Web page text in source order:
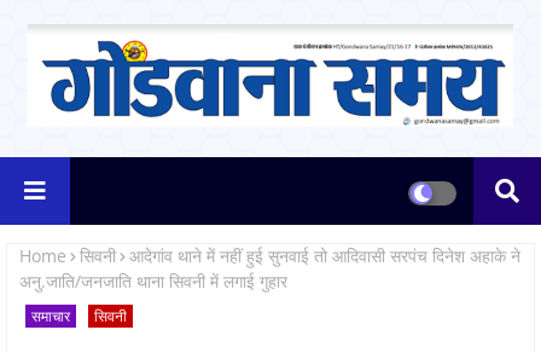
Home सिवनी आदेगांव थाने में नहीं हुई सुनवाई तो आदिवासी सरपंच दिनेश अहाके ने
अनु.जाति/जनजाति थाना सिवनी में लगाई गुहार
समाचार सिवनी